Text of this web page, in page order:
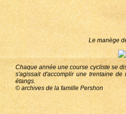
Le manège
Chaque année une course cycliste se
s'agissait d'accomplir une trentaine
étangs.
© archives de la famille Pershon